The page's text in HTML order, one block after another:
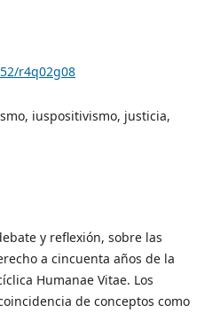
r4q02g08
iuspositivismo, justicia,
y reflexión, sobre las
a cincuenta años de la
Humanae Vitae. Los
de conceptos como